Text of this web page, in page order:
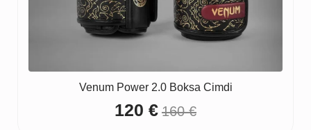
Venum Power 2.0 Boksa Cimdi
160€
Original
120€Current